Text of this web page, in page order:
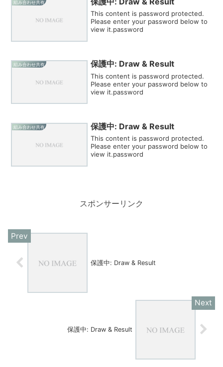
組み合わせ共有
This content is password protected.
Please enter your password below to
view it.password
組み合わせ共有 保護中: Draw & Result
This content is password protected.
Please enter your password below to
view it.password
組み合わせ共有 保護中: Draw & Result
This content is password protected.
Please enter your password below to
view it.password
スポンサーリンク
保護中: Draw & Result
保護中: Draw & Result